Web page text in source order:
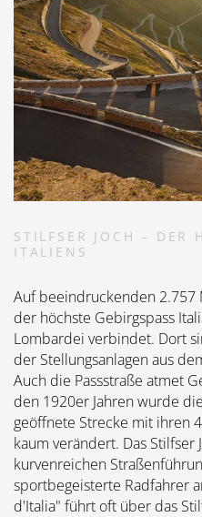
STILFSER JOCH – DER
ITALIENS
Auf beeindruckenden 2.757
der höchste Gebirgspass
Lombardei verbindet. Dort
der Stellungsanlagen aus
Auch die Passstraße atmet
den 1920er Jahren wurde
geöffnete Strecke mit ihren
kaum verändert. Das Stilfser
kurvenreichen
sportbegeisterte Radfahrer
d'Italia" führt oft über das